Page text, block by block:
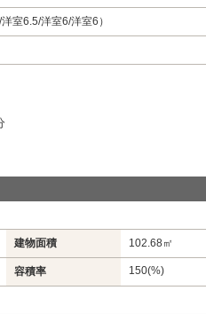
室6.5/洋室6/洋室6）
建物面積 102.68㎡
容積率 150(%)